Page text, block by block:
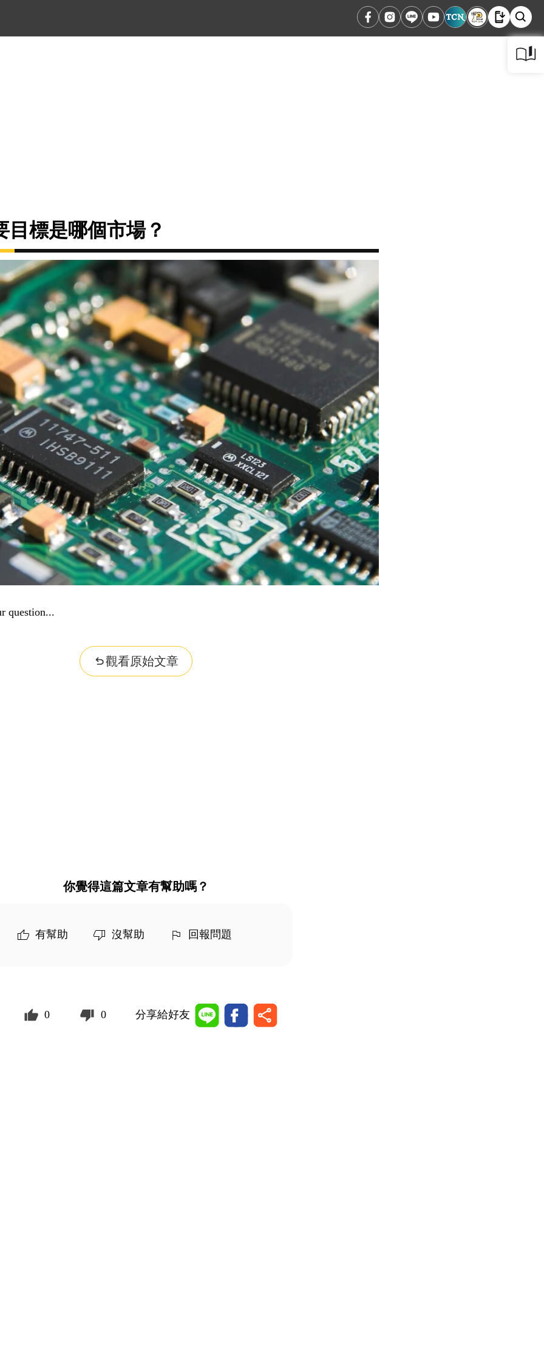
目標是哪個市場？
question...
觀看原始文章
你覺得這篇文章有幫助嗎？
有幫助 沒幫助 回報問題
0 0 分享給好友